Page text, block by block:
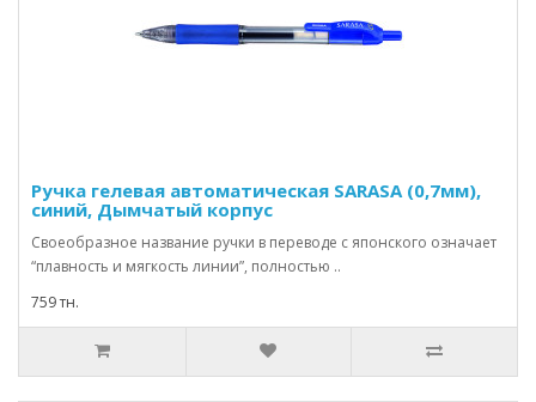
Ручка гелевая автоматическая SARASA (0,7мм),
синий, Дымчатый корпус
Своеобразное название ручки в переводе с японского означает
“плавность и мягкость линии”, полностью ..
759 тн.